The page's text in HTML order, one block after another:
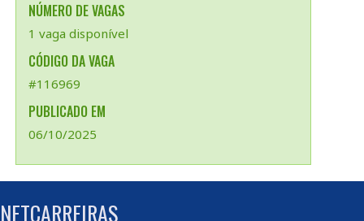
NÚMERO DE VAGAS
1 vaga disponível
CÓDIGO DA VAGA
#116969
PUBLICADO EM
06/10/2025